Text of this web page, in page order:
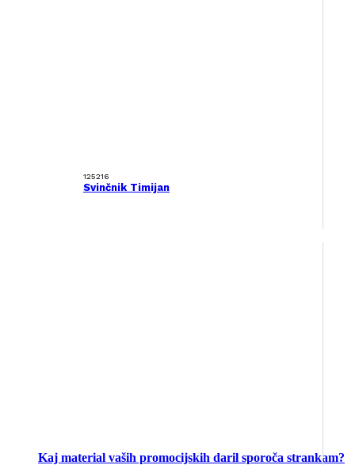
125216
Svinčnik Timijan
Kaj material vaših promocijskih daril sporoča strankam?